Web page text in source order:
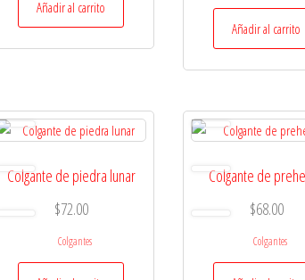
Añadir al carrito
Añadir al carrito
Colgante de piedra lunar
$72.00
Colgantes
Colgante de
$68.00
Colgantes